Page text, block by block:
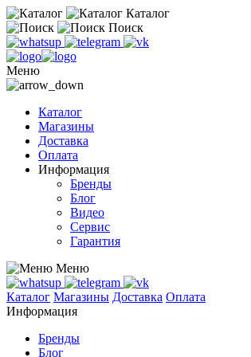
Каталог
Поиск
Меню
Каталог
Магазины
Доставка
Оплата
Информация
Бренды
Блог
Видео
Сервис
Гарантия
Меню
Каталог Магазины Доставка Оплата
Информация
Бренды
Блог